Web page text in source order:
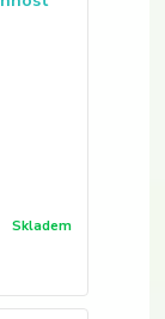
Skladem